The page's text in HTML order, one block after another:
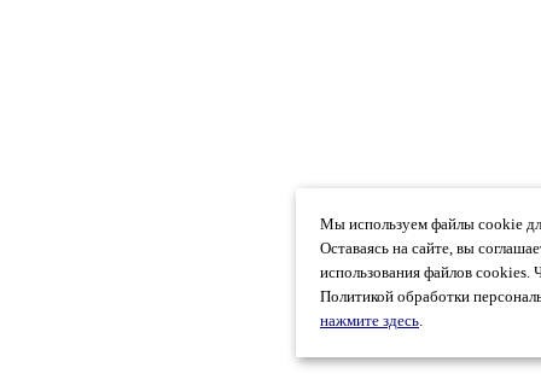
Мы используем файлы cookie
Оставаясь на сайте, вы
использования файлов cookies.
Политикой обработки
нажмите здесь.